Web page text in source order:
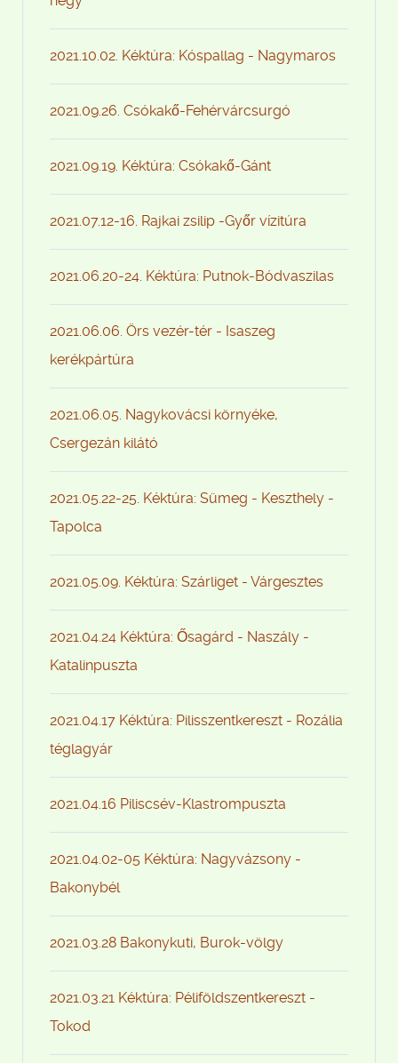
2021.10.02. Kéktúra: Kóspallag - Nagymaros
2021.09.26. Csókakő-Fehérvárcsurgó
2021.09.19. Kéktúra: Csókakő-Gánt
2021.07.12-16. Rajkai zsilip -Győr vízitúra
2021.06.20-24. Kéktúra: Putnok-Bódvaszilas
2021.06.06. Örs vezér-tér - Isaszeg
kerékpártúra
2021.06.05. Nagykovácsi környéke,
Csergezán kilátó
2021.05.22-25. Kéktúra: Sümeg - Keszthely -
Tapolca
2021.05.09. Kéktúra: Szárliget - Várgesztes
2021.04.24 Kéktúra: Ősagárd - Naszály -
Katalinpuszta
2021.04.17 Kéktúra: Pilisszentkereszt - Rozália
téglagyár
2021.04.16 Piliscsév-Klastrompuszta
2021.04.02-05 Kéktúra: Nagyvázsony -
Bakonybél
2021.03.28 Bakonykuti, Burok-völgy
2021.03.21 Kéktúra: Péliföldszentkereszt -
Tokod